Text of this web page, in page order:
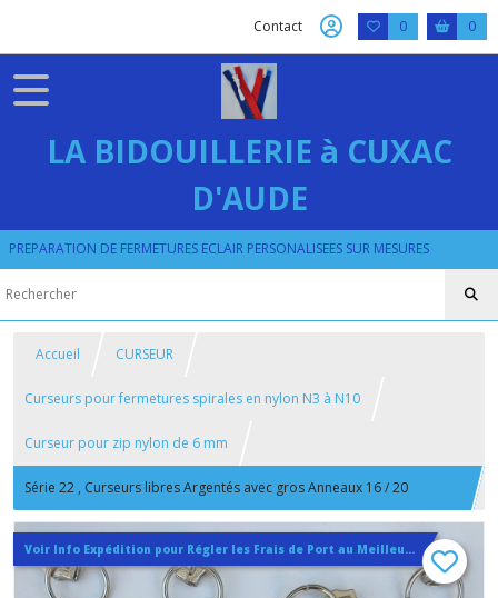
Contact 0 0
LA BIDOUILLERIE à CUXAC
D'AUDE
PREPARATION DE FERMETURES ECLAIR PERSONALISEES SUR MESURES
Accueil CURSEUR
Curseurs pour fermetures spirales en nylon N3 à N10
Curseur pour zip nylon de 6 mm
Série 22 , Curseurs libres Argentés avec gros Anneaux 16 / 20
Numero 5 pour fermeture spirale nylon 6 mm
Voir Info Expédition pour Régler les Frais de Port au Meilleur Prix , En haut d'ecran à Droite